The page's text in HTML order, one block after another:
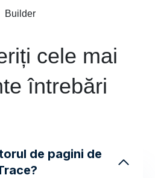
Builder
cele mai
întrebări
de pagini de